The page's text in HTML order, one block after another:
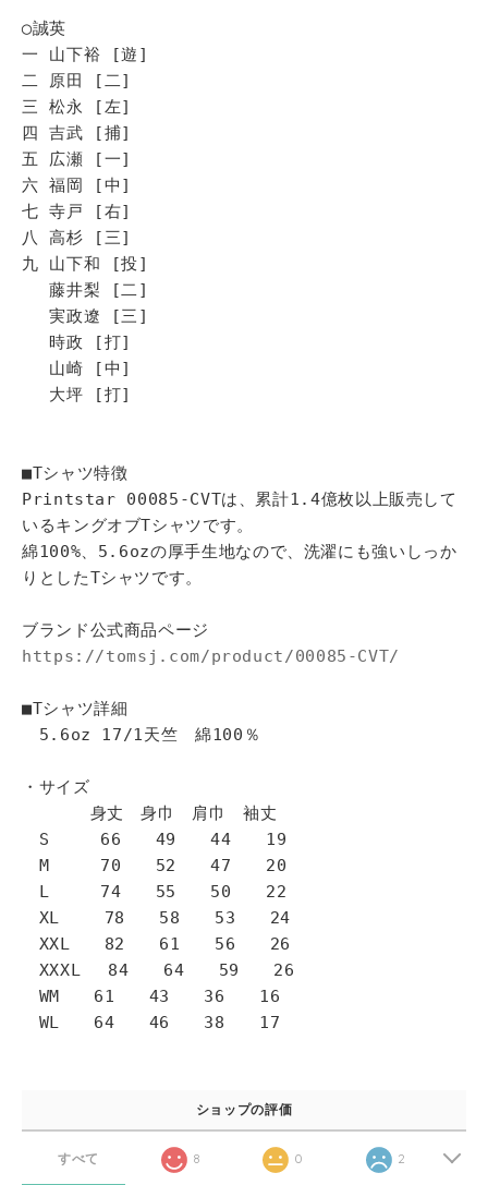
◯誠英
一 山下裕 [遊]
二 原田 [二]
三 松永 [左]
四 吉武 [捕]
五 広瀬 [一]
六 福岡 [中]
七 寺戸 [右]
八 高杉 [三]
九 山下和 [投]
藤井梨 [二]
実政遼 [三]
時政 [打]
山崎 [中]
大坪 [打]
■Tシャツ特徴
Printstar 00085-CVTは、累計1.4億枚以上販売して
いるキングオブTシャツです。
綿100%、5.6ozの厚手生地なので、洗濯にも強いしっか
りとしたTシャツです。
ブランド公式商品ページ
https://tomsj.com/product/00085-CVT/
■Tシャツ詳細
5.6oz 17/1天竺 綿100％
・サイズ
身丈 身巾 肩巾 袖丈
S 66 49 44 19
M 70 52 47 20
L 74 55 50 22
XL 78 58 53 24
XXL 82 61 56 26
XXXL 84 64 59 26
WM 61 43 36 16
WL 64 46 38 17
ショップの評価
すべて 8 0 2